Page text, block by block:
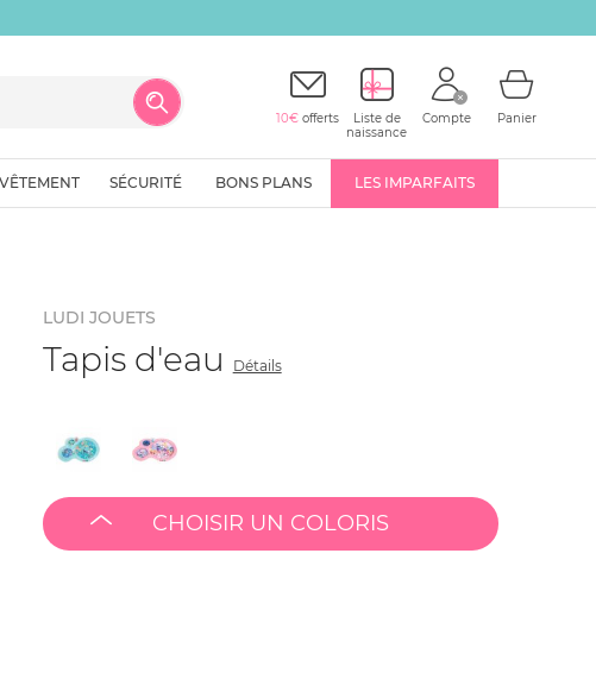
10€ offerts
Liste de
naissance
Compte Panier
VÊTEMENT SÉCURITÉ BONS PLANS LES IMPARFAITS
LUDI JOUETS
Tapis d'eau Détails
CHOISIR UN COLORIS